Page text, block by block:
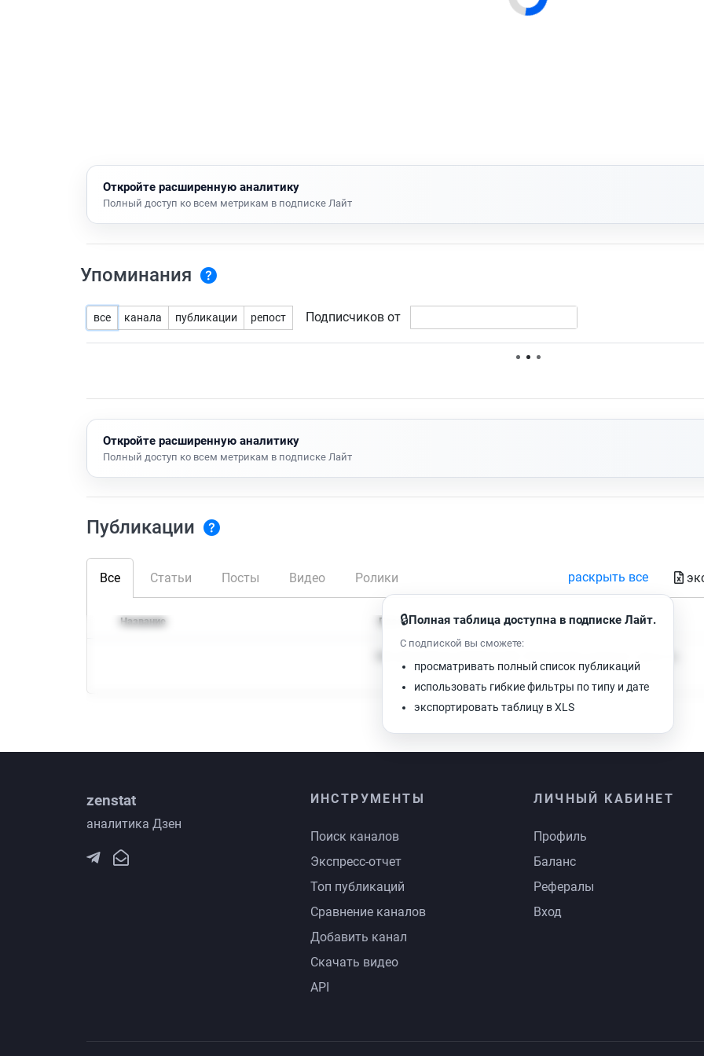
Откройте расширенную аналитику
Полный доступ ко всем метрикам в подписке Лайт
Упоминания
все канала публикации репост Подписчиков от
Нет доступных упоминаний.
Откройте расширенную аналитику
Полный доступ ко всем метрикам в подписке Лайт
Публикации
Все Статьи Посты Видео Ролики раскрыть все
Название Просмотров Время чтения
🔒Полная таблица доступна в подписке Лайт.
С подпиской вы сможете:
просматривать полный список публикаций
использовать гибкие фильтры по типу и дате
экспортировать таблицу в XLS
zenstat
аналитика Дзен
ИНСТРУМЕНТЫ
Поиск каналов
Экспресс-отчет
Топ публикаций
Сравнение каналов
Добавить канал
Скачать видео
API
ЛИЧНЫЙ КАБИНЕТ
Профиль
Баланс
Рефералы
Вход